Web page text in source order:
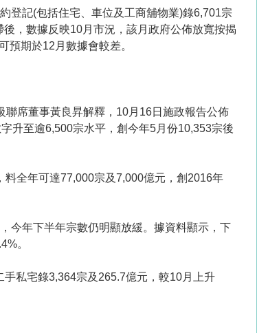
登記(包括住宅、車位及工商舖物業)錄6,701宗
，數據反映10月市況，該月政府公佈放寬按揭
預期於12月數據會較差。
席董事黃良昇解釋，10月16日施政報告公佈
升至逾6,500宗水平，創今年5月份10,353宗後
全年可達77,000宗及7,000億元，創2016年
今年下半年宗數仍明顯放緩。據資料顯示，下
。
私宅錄3,364宗及265.7億元，較10月上升